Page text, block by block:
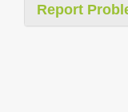
Report